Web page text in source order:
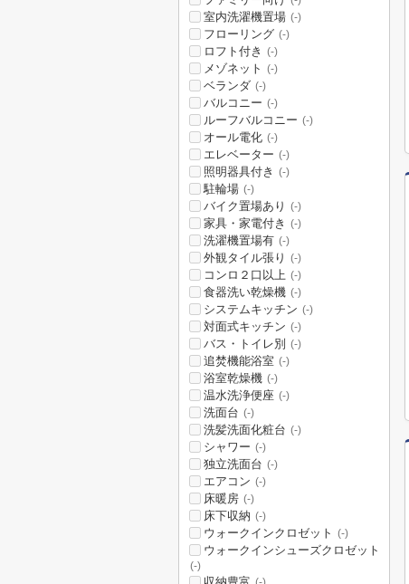
室内洗濯機置場 (-)
フローリング (-)
ロフト付き (-)
メゾネット (-)
ベランダ (-)
バルコニー (-)
ルーフバルコニー (-)
オール電化 (-)
エレベーター (-)
照明器具付き (-)
駐輪場 (-)
バイク置場あり (-)
家具・家電付き (-)
洗濯機置場有 (-)
外観タイル張り (-)
コンロ２口以上 (-)
食器洗い乾燥機 (-)
システムキッチン (-)
対面式キッチン (-)
バス・トイレ別 (-)
追焚機能浴室 (-)
浴室乾燥機 (-)
温水洗浄便座 (-)
洗面台 (-)
洗髪洗面化粧台 (-)
シャワー (-)
独立洗面台 (-)
エアコン (-)
床暖房 (-)
床下収納 (-)
ウォークインクロゼット (-)
ウォークインシューズクロゼット
(-)